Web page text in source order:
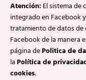
Atención:El sistema de
integrado en Facebook
tratamiento de datos de
Facebook de la manera
página dePolitica de
laPolítica de
cookies.